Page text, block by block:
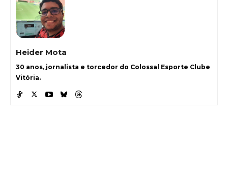
Heider Mota
30 anos, jornalista e torcedor do Colossal Esporte Clube
Vitória.